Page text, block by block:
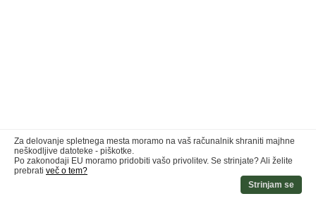
Za delovanje spletnega mesta moramo na vaš računalnik shraniti majhne
neškodljive datoteke - piškotke.
Po zakonodaji EU moramo pridobiti vašo privolitev. Se strinjate? Ali želite
prebrati več o tem?
Strinjam se